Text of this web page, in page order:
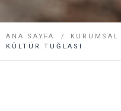
ANA SAYFA KURUMSAL
KÜLTÜR TUĞLASI